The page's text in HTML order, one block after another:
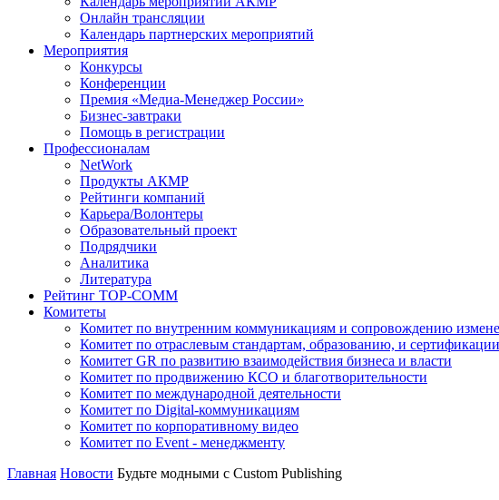
Онлайн трансляции
Календарь партнерских мероприятий
Мероприятия
Конкурсы
Конференции
Премия «Медиа-Менеджер России»
Бизнес-завтраки
Помощь в регистрации
Профессионалам
NetWork
Продукты АКМР
Рейтинги компаний
Карьера/Волонтеры
Образовательный проект
Подрядчики
Аналитика
Литература
Рейтинг TOP-COMM
Комитеты
Комитет по внутренним коммуникациям и сопровождению
Комитет по отраслевым стандартам, образованию, и сертификации
Комитет GR по развитию взаимодействия бизнеса и власти
Комитет по продвижению КСО и благотворительности
Комитет по международной деятельности
Комитет по Digital-коммуникациям
Комитет по корпоративному видео
Комитет по Event - менеджменту
Главная Новости Будьте модными с Custom Publishing